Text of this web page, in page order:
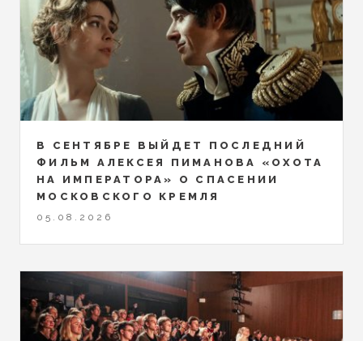
В СЕНТЯБРЕ ВЫЙДЕТ ПОСЛЕДНИЙ
ФИЛЬМ АЛЕКСЕЯ ПИМАНОВА «ОХОТА
НА ИМПЕРАТОРА» О СПАСЕНИИ
МОСКОВСКОГО КРЕМЛЯ
05.08.2026